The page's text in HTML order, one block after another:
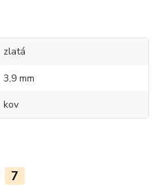
zlatá
3,9 mm
kov
7